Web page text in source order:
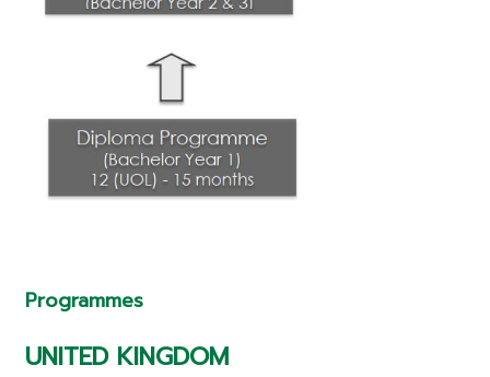
Programmes
UNITED KINGDOM